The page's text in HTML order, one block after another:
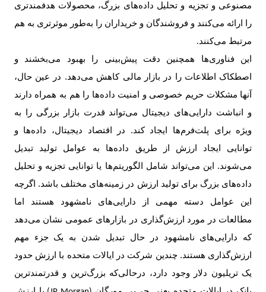
مصنوعی و تجزیه و تحلیل داده‌های بزرگ، محصولات هدفمندتری
را ارائه می‌کنند و فروشندگان و خریداران را به‌طور موثرتری به هم
مرتبط می‌کنند.
این فناوری‌ها همچنین دقت پیش‌بینی را بهبود می‌بخشند و
اصطکاک اطلاعات را در بازار مالی کاهش می‌دهد. در عین حال،
آنها مشکلات حریم خصوصی و امنیت داده‌ها را هم به همراه دارند
و انباشت دارایی‌های دیجیتال می‌تواند قدرت بازار بزرگی را به
ویژه برای پلت‌فرم‌ها ایجاد کند. در اقتصاد دیجیتال، داده‌ها و
توانایی ایجاد ارزش از طریق داده‌ها به عوامل تولید تبدیل
می‌شوند. این می‌تواند شامل الگوریتم‌ها یا توانایی تجزیه و تحلیل
داده‌های بزرگ برای تولید ارزش در زمینه‌های مختلف باشد. اگرچه
این عوامل دسته مهمی از دارایی‌های نامشهود هستند اما
مطالعات در مورد ارزش‌گذاری در بازارهای عمومی نشان می‌دهد
که دارایی‌های نامشهود در حال تبدیل شدن به یک جزء مهم
ارزش‌گذاری هستند. چندین شرکت در ایالات متحده با ارزش حدود
یک تریلیون دلار وجود دارد، درحالی‌که بزرگ‌ترین و قدرتمندترین